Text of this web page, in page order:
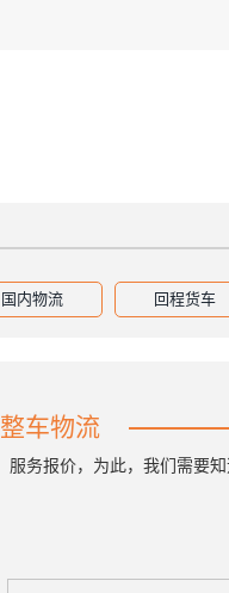
国内物流 回程货车
整车物流
服务报价，为此，我们需要知